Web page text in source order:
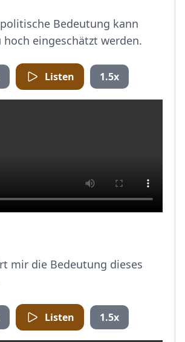
Bedeutung kann
hoch eingeschätzt werden.
Listen 1.5x
mir die Bedeutung dieses
Listen 1.5x